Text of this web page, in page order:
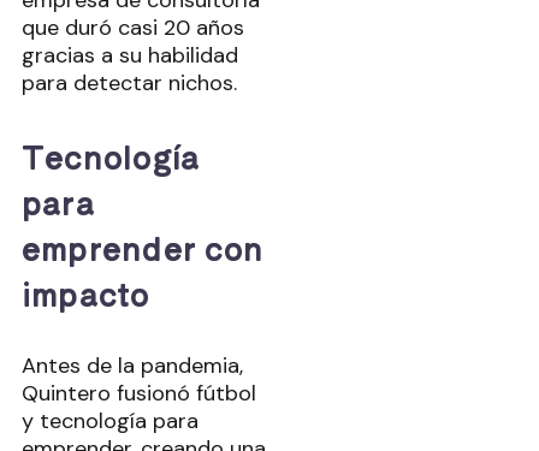
que duró casi 20 años
gracias a su habilidad
para detectar nichos.
Tecnología
para
emprender con
impacto
Antes de la pandemia,
Quintero fusionó fútbol
y tecnología para